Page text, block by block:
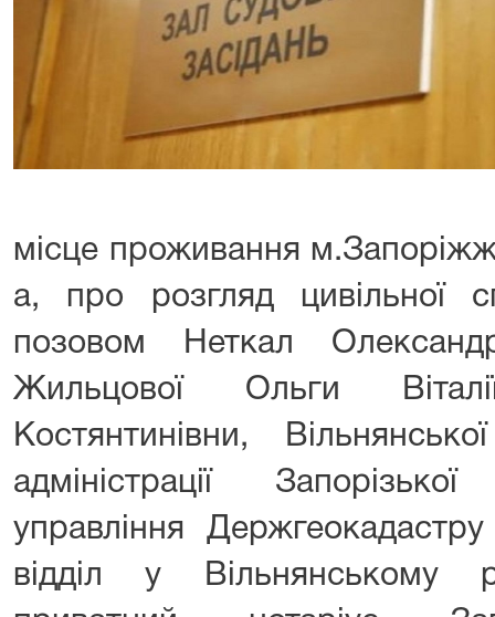
місце проживання
а, про розгляд цивільної
позовом Неткал
Жильцової Ольги
Костянтинівни,
адміністрації
управління
відділ у Вільнянському